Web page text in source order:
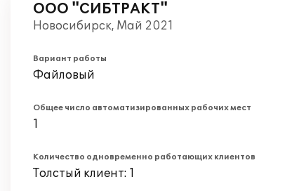
ООО "СИБТРАКТ"
Новосибирск, Май 2021
Вариант работы
Файловый
Общее число автоматизированных рабочих мест
1
Количество одновременно работающих клиентов
Толстый клиент: 1